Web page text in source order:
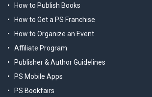
How to Publish Books
How to Get a PS Franchise
How to Organize an Event
Affiliate Program
Publisher & Author Guidelines
PS Mobile Apps
PS Bookfairs